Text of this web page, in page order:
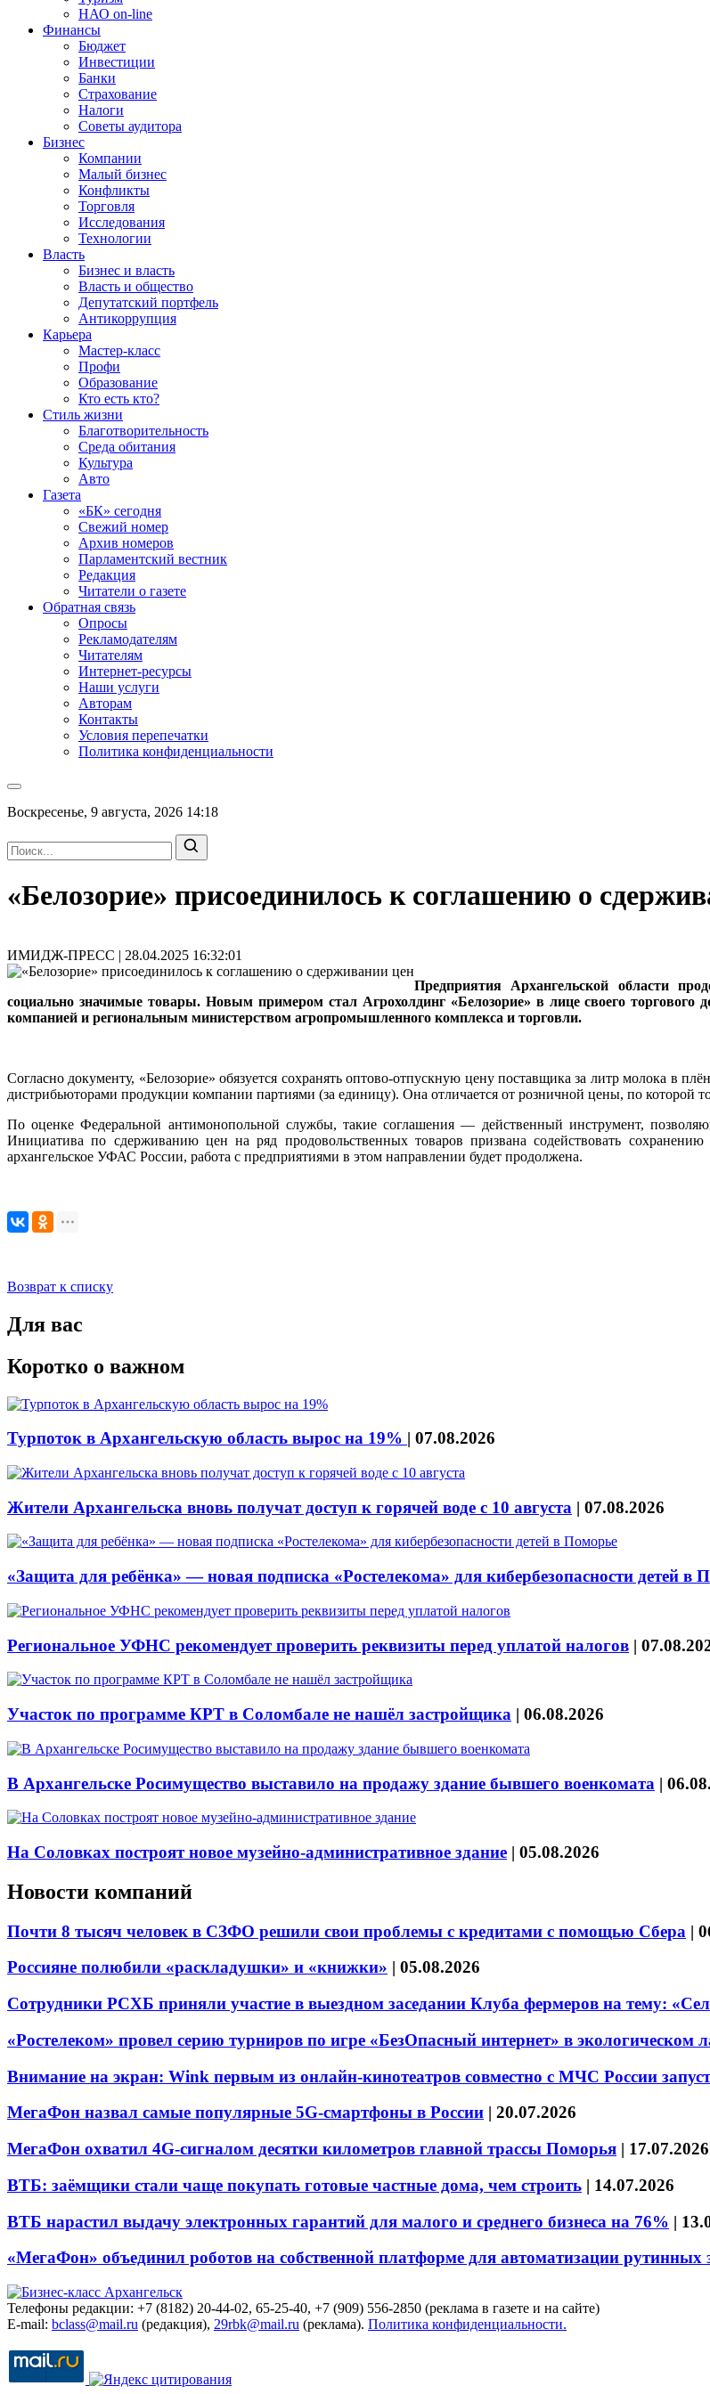
НАО on-line
Финансы
Бюджет
Инвестиции
Банки
Страхование
Налоги
Советы аудитора
Бизнес
Компании
Малый бизнес
Конфликты
Торговля
Исследования
Технологии
Власть
Бизнес и власть
Власть и общество
Депутатский портфель
Антикоррупция
Карьера
Мастер-класс
Профи
Образование
Кто есть кто?
Стиль жизни
Благотворительность
Среда обитания
Культура
Авто
Газета
«БК» сегодня
Свежий номер
Архив номеров
Парламентский вестник
Редакция
Читатели о газете
Обратная связь
Опросы
Рекламодателям
Читателям
Интернет-ресурсы
Наши услуги
Авторам
Контакты
Условия перепечатки
Политика конфиденциальности
Воскресенье, 9 августа, 2026 14:18
«Белозорие» присоединилось к соглашению о
ИМИДЖ-ПРЕСС | 28.04.2025 16:32:01
Предприятия Архангельской области
социально значимые товары. Новым примером стал Агрохолдинг «Белозорие» в лице своего
компанией и региональным министерством агропромышленного комплекса и торговли.
Согласно документу, «Белозорие» обязуется сохранять оптово-отпускную цену поставщика за литр молока в
дистрибьюторами продукции компании партиями (за единицу). Она отличается от розничной цены, по которой
По оценке Федеральной антимонопольной службы, такие соглашения — действенный инструмент,
Инициатива по сдерживанию цен на ряд продовольственных товаров призвана содействовать
архангельское УФАС России, работа с предприятиями в этом направлении будет продолжена.
Возврат к списку
Для вас
Коротко о важном
Турпоток в Архангельскую область вырос на 19% | 07.08.2026
Жители Архангельска вновь получат доступ к горячей воде с 10 августа | 07.08.2026
«Защита для ребёнка» — новая подписка «Ростелекома» для кибербезопасности детей в
Региональное УФНС рекомендует проверить реквизиты перед уплатой налогов |
Участок по программе КРТ в Соломбале не нашёл застройщика | 06.08.2026
В Архангельске Росимущество выставило на продажу здание бывшего военкомата |
На Соловках построят новое музейно-административное здание | 05.08.2026
Новости компаний
Почти 8 тысяч человек в СЗФО решили свои проблемы с кредитами с помощью Сбера |
Россияне полюбили «раскладушки» и «книжки» | 05.08.2026
Сотрудники РСХБ приняли участие в выездном заседании Клуба фермеров на тему:
«Ростелеком» провел серию турниров по игре «БезОпасный интернет» в экологическом
Внимание на экран: Wink первым из онлайн-кинотеатров совместно с МЧС России
МегаФон назвал самые популярные 5G-смартфоны в России | 20.07.2026
МегаФон охватил 4G-сигналом десятки километров главной трассы Поморья | 17.07.2026
ВТБ: заёмщики стали чаще покупать готовые частные дома, чем строить | 14.07.2026
ВТБ нарастил выдачу электронных гарантий для малого и среднего бизнеса на 76% |
«МегаФон» объединил роботов на собственной платформе для автоматизации рутинных
Телефоны редакции: +7 (8182) 20-44-02, 65-25-40, +7 (909) 556-2850 (реклама в газете и на сайте)
E-mail: bclass@mail.ru (редакция), 29rbk@mail.ru (реклама). Политика конфиденциальности.